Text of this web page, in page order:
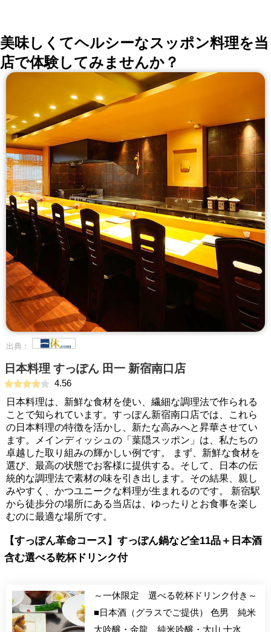
美味しくてヘルシーなスッポン料理を当
店で体験してみませんか？
出典：
日本料理 すっぽん 田一 新宿南口店
4.56
日本料理は、新鮮な食材を使い、繊細な調理法で作られる
ことで知られています。すっぽん新宿南口店では、これら
の日本料理の特徴を活かし、新たな高みへと昇華させてい
ます。メインディッシュの「葉隠スッポン」は、私たちの
卓越した取り組みの輝かしい例です。 まず、新鮮な食材を
選び、最高の状態でお客様に提供する。そして、日本の伝
統的な調理法で素材の味を引き出します。その結果、親し
みやすく、かつユニークな料理が生まれるのです。 新宿駅
から徒歩分の場所にある当店は、ゆったりとお食事を楽し
むのに最適な場所です。
【すっぽん革命コース】すっぽん鍋など全11品＋日本酒
含む選べる乾杯ドリンク付
～一休限定 選べる乾杯ドリンク付き～
■日本酒（グラスでご提供） 色男 純米
大吟醸・金龍 純米吟醸・大山 十水